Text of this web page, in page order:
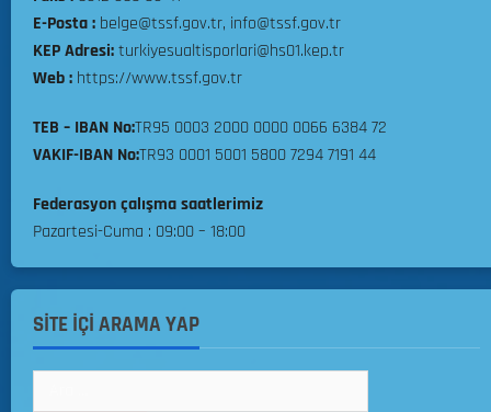
r
i
Y
r
ı
m
a
l
a
E-Posta : belge@tssf.gov.tr, info@tssf.gov.tr
KEP Adresi:turkiyesualtisporlari@hs01.kep.tr
Web : https://www.tssf.gov.tr
TEB – IBAN No:TR95 0003 2000 0000 0066 6384 72
VAKIF-IBAN No:TR93 0001 5001 5800 7294 7191 44
Federasyon çalışma saatlerimiz
Pazartesi-Cuma : 09:00 – 18:00
SİTE İÇİ ARAMA YAP